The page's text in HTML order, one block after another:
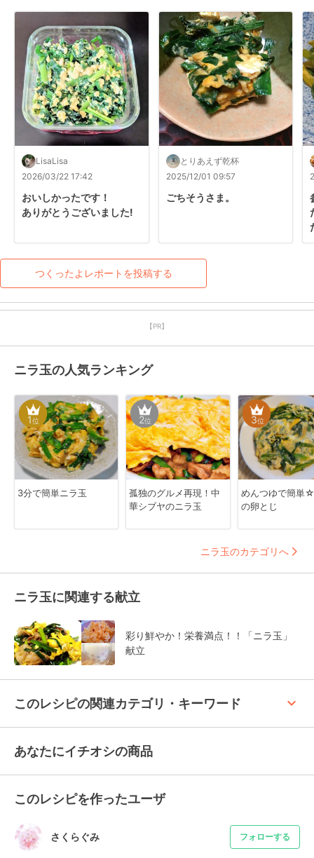
LisaLisa
2026/03/22 17:42
おいしかったです！
ありがとうございました!
とりあえず乾杯
2025/12/01 09:57
ごちそうさま。
つくったよレポートを投稿する
【PR】
ニラ玉の人気ランキング
1位
3分で簡単ニラ玉
2位
孤独のグルメ再現！中
華シブヤのニラ玉
3位
めんつゆで簡単
の卵とじ
ニラ玉のカテゴリへ
ニラ玉に関連する献立
彩り鮮やか！栄養満点！！「ニラ玉」
献立
このレシピの関連カテゴリ・キーワード keyboard_arrow_up
あなたにイチオシの商品
このレシピを作ったユーザ
さくらぐみ フォローする